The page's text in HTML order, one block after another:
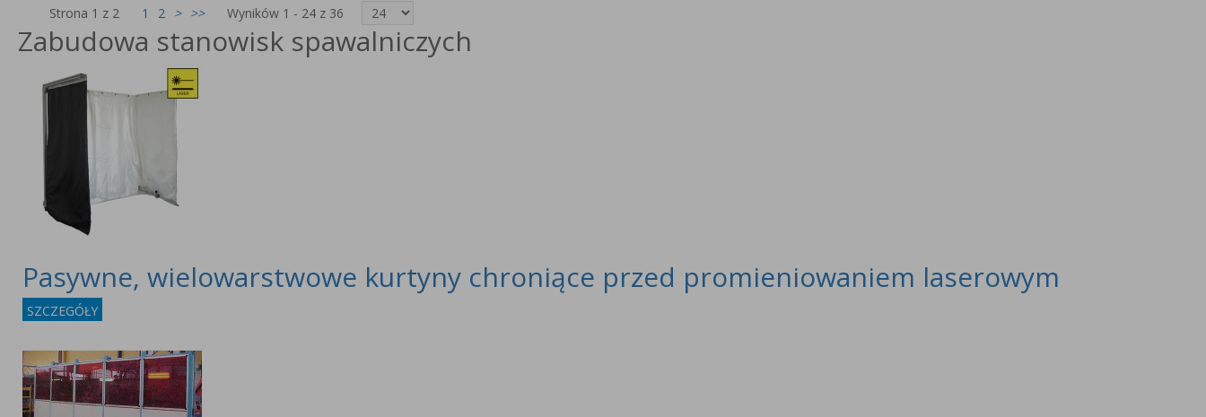
Strona 1 z 2
1 2 > >> Wyników 1 - 24 z 36
Zabudowa stanowisk spawalniczych
Pasywne, wielowarstwowe kurtyny chroniące przed promieniowaniem laserowym
SZCZEGÓŁY